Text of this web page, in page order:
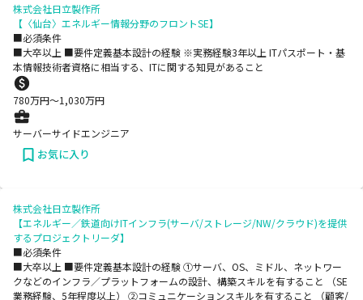
株式会社日立製作所
【〈仙台〉エネルギー情報分野のフロントSE】
■必須条件
■大卒以上 ■要件定義基本設計の経験 ※実務経験3年以上 ITパスポート・基
本情報技術者資格に相当する、ITに関する知見があること
780万円〜1,030万円
サーバーサイドエンジニア
お気に入り
株式会社日立製作所
【エネルギー／鉄道向けITインフラ(サーバ/ストレージ/NW/クラウド)を提供
するプロジェクトリーダ】
■必須条件
■大卒以上 ■要件定義基本設計の経験 ①サーバ、OS、ミドル、ネットワー
クなどのインフラ／プラットフォームの設計、構築スキルを有すること （SE
業務経験、5年程度以上） ②コミュニケーションスキルを有すること （顧客/